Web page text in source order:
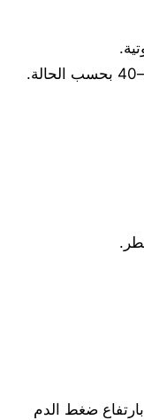
ضغط الدم